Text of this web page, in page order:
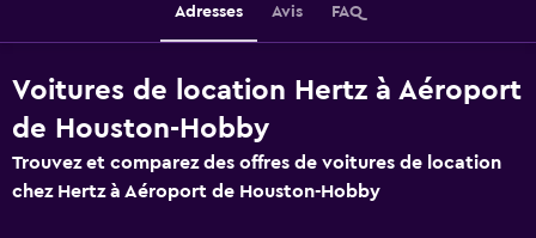
Adresses Avis FAQ
Voitures de location Hertz à Aéroport
de Houston-Hobby
Trouvez et comparez des offres de voitures de location
chez Hertz à Aéroport de Houston-Hobby